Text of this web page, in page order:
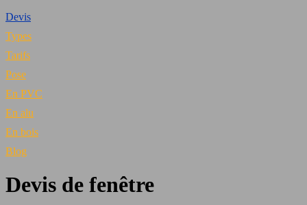
Devis
Types
Tarifs
Pose
En PVC
En alu
En bois
Blog
Devis de fenêtre